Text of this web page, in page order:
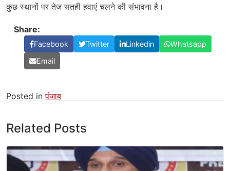
कुछ स्थानों पर तेज सतही हवाएं चलने की संभावना है।
Share:
Facebook Twitter Linkedin
Whatsapp
Email
Posted inपंजाब
Related Posts